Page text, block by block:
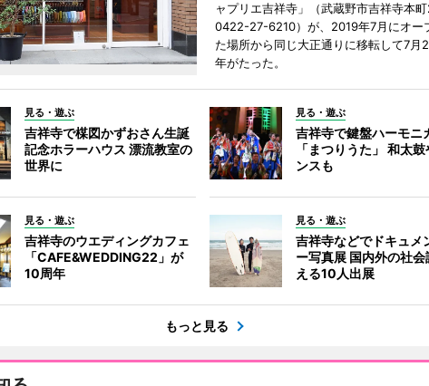
ャプリエ吉祥寺」（武蔵野市吉祥寺本町
0422-27-6210）が、2019年7月にオー
た場所から同じ大正通りに移転して7月
年がたった。
見る・遊ぶ
吉祥寺で楳図かずおさん生誕
記念ホラーハウス 漂流教室の
世界に
見る・遊ぶ
吉祥寺で鍵盤ハーモニ
「まつりうた」 和太
ンスも
見る・遊ぶ
吉祥寺のウエディングカフェ
「CAFE&WEDDING22」が
10周年
見る・遊ぶ
吉祥寺などでドキュメ
ー写真展 国内外の社会
える10人出展
もっと見る